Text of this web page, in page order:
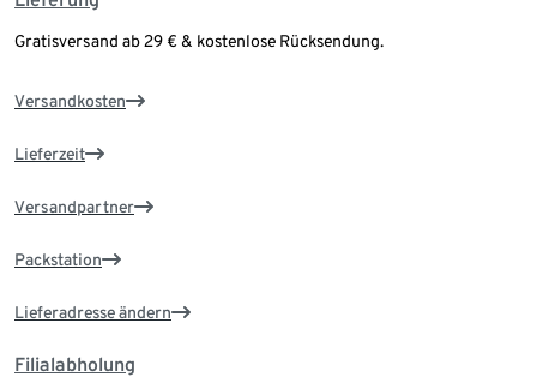
Gratisversand ab 29 € & kostenlose Rücksendung.
Versandkosten
Lieferzeit
Versandpartner
Packstation
Lieferadresse ändern
Filialabholung